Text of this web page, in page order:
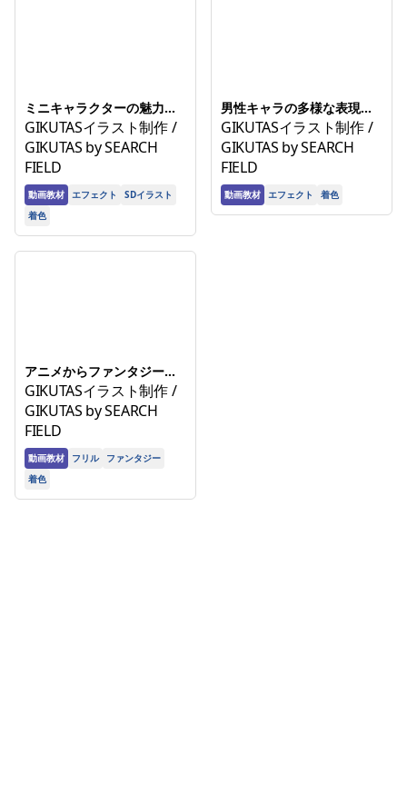
ミニキャラクターの魅力を
引き出す！制作から商品化
までのノウハウ講座
GIKUTASイラスト制作 /
GIKUTAS by SEARCH
FIELD
動画教材 エフェクト
SDイラスト
着色
男性キャラの多様な表現を
極める！基礎から応用まで
解説講座
GIKUTASイラスト制作 /
GIKUTAS by SEARCH
FIELD
動画教材 エフェクト 着色
アニメからファンタジーま
で！多彩なスタイルの女性
の描き方マスター講座
GIKUTASイラスト制作 /
GIKUTAS by SEARCH
FIELD
動画教材 フリル
ファンタジー
着色